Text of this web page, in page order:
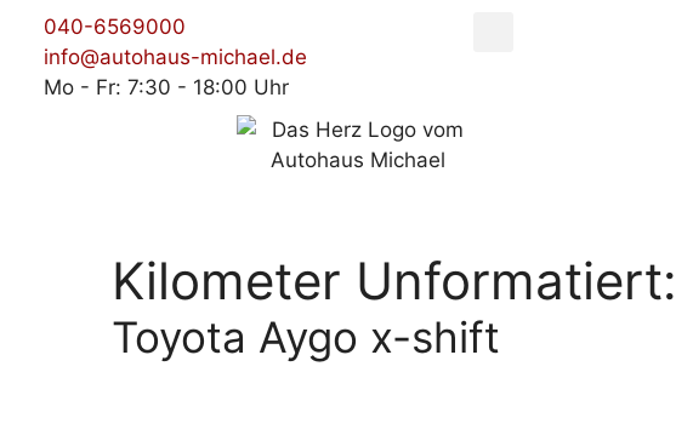
040-6569000
info@autohaus-michael.de
Mo - Fr: 7:30 - 18:00 Uhr
Kilometer Unformatiert:
Toyota Aygo x-shift